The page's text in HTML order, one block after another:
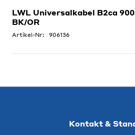
LWL Universalkabel B2ca
BK/OR
Artikel-Nr: 906136
Kontakt &